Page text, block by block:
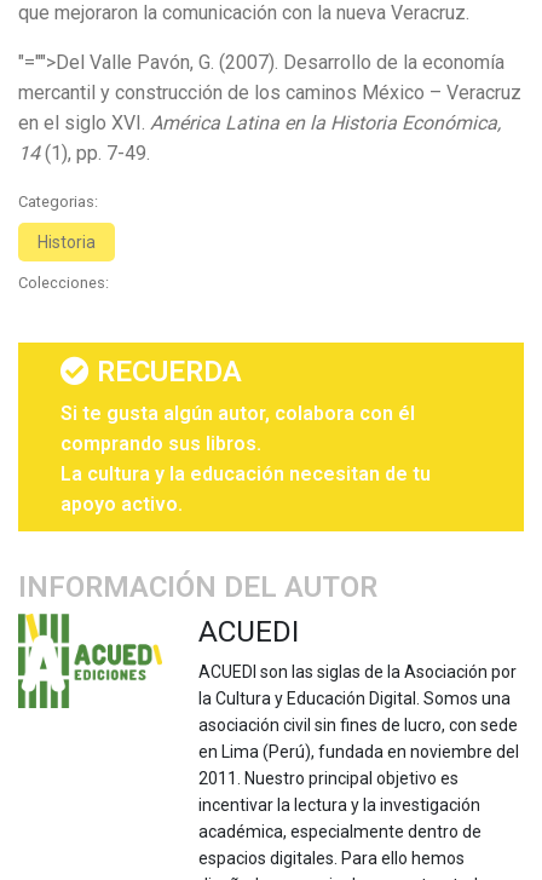
que mejoraron la comunicación con la nueva Veracruz.
"="">Del Valle Pavón, G. (2007). Desarrollo de la economía
mercantil y construcción de los caminos México – Veracruz
en el siglo XVI. América Latina en la Historia Económica,
14(1), pp. 7-49.
Categorias:
Historia
Colecciones:
RECUERDA
Si te gusta algún autor, colabora con él
comprando sus libros.
La cultura y la educación necesitan de tu
apoyo activo.
INFORMACIÓN DEL AUTOR
ACUEDI
ACUEDI son las siglas de la Asociación por
la Cultura y Educación Digital. Somos una
asociación civil sin fines de lucro, con sede
en Lima (Perú), fundada en noviembre del
2011. Nuestro principal objetivo es
incentivar la lectura y la investigación
académica, especialmente dentro de
espacios digitales. Para ello hemos